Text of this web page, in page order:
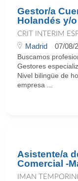
Gestor/a
Holandés y/
CRIT INTERIM
Madrid 07/08/
Buscamos
Gestores
Nivel bilingüe de
empresa ...
Asistente/a
Comercial -
IMAN